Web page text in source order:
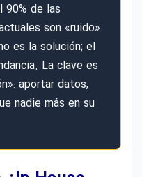
90% de las
son «ruido»
es la solución; el
La clave es
aportar datos,
nadie más en su